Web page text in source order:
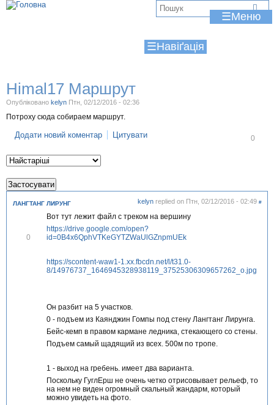
Jump to navigation
☰
☰
Himal17 Маршрут
Опубліковано kelyn Птн, 02/12/2016 - 02:36
и
0
Потроху сюда собираем маршрут.
Додати новий коментар Цитувати
ЛАНГТАНГ ЛИРУНГ kelyn replied on Птн, 02/12/2016 - 02:49 #
0
Вот тут лежит файл с треком на вершину
https://drive.google.com/open?
id=0B4x6QphVTKeGYTZWaUlGZnpmUEk
https://scontent-waw1-1.xx.fbcdn.net/l/t31.0-
8/14976737_1646945328938119_37525306309657262_o.jpg
Он разбит на 5 участков.
0 - подъем из Каянджин Гомпы под стену Лангтанг Лирунга.
Бейс-кемп в правом кармане ледника, стекающего со стены.
Подъем самый щадящий из всех. 500м по тропе.
1 - выход на гребень. имеет два варианта.
Поскольку ГуглЕрш не очень четко отрисовывает рельеф, то
на нем не виден огромный скальный жандарм, который
можно увидеть на фото.